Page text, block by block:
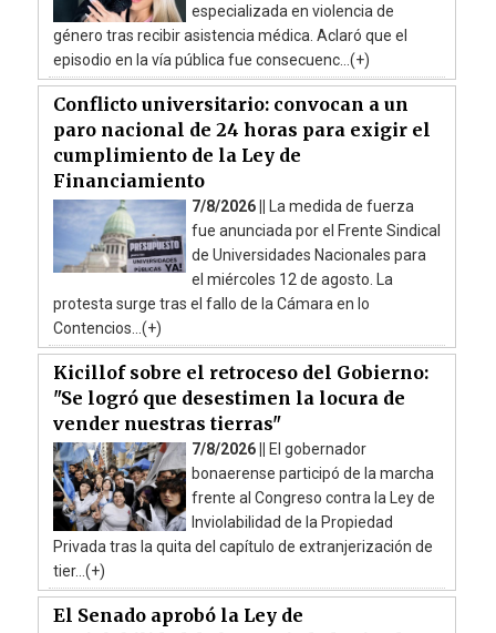
especializada en violencia de
género tras recibir asistencia médica. Aclaró que el
episodio en la vía pública fue consecuenc...(+)
Conflicto universitario: convocan a un
paro nacional de 24 horas para exigir el
cumplimiento de la Ley de
Financiamiento
7/8/2026 || La medida de fuerza
fue anunciada por el Frente Sindical
de Universidades Nacionales para
el miércoles 12 de agosto. La
protesta surge tras el fallo de la Cámara en lo
Contencios...(+)
Kicillof sobre el retroceso del Gobierno:
"Se logró que desestimen la locura de
vender nuestras tierras"
7/8/2026 || El gobernador
bonaerense participó de la marcha
frente al Congreso contra la Ley de
Inviolabilidad de la Propiedad
Privada tras la quita del capítulo de extranjerización de
tier...(+)
El Senado aprobó la Ley de